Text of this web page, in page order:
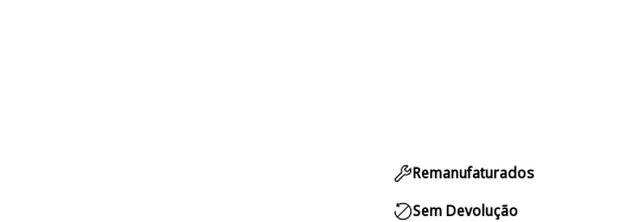
Remanufaturados
Sem Devolução